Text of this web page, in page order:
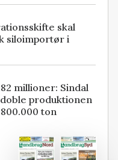
skal
siloimportør i
millioner: Sindal
produktionen
ton